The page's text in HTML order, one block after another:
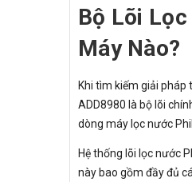
Bộ Lõi
Máy Nào?
Khi tìm kiếm giải pháp
ADD8980 là bộ lõi
dòng máy lọc nước
Hệ thống lõi lọc nước
này bao gồm đầy đủ